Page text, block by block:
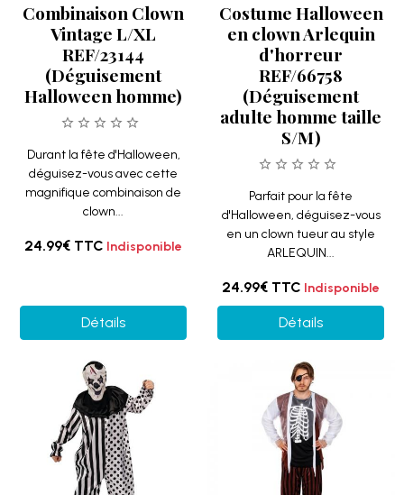
Combinaison Clown
Vintage L/XL
REF/23144
(Déguisement
Halloween homme)
Durant la fête d'Halloween,
déguisez-vous avec cette
magnifique combinaison de
clown...
24.99€ TTC Indisponible
Détails
Costume Halloween
en clown Arlequin
d'horreur
REF/66758
(Déguisement
adulte homme taille
S/M)
Parfait pour la fête
d'Halloween, déguisez-vous
en un clown tueur au style
ARLEQUIN...
24.99€ TTC Indisponible
Détails